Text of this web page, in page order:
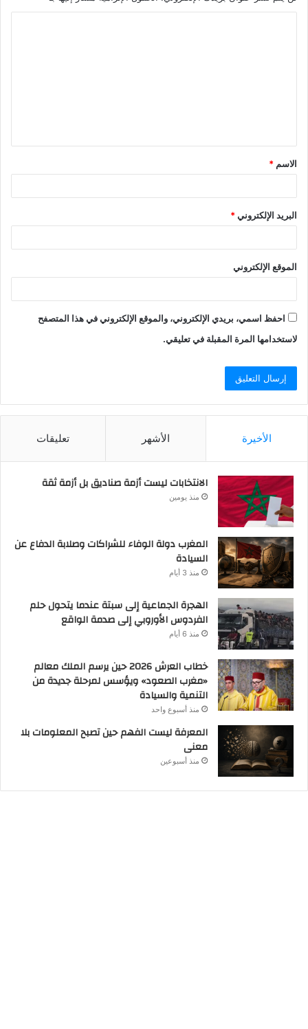
الاسم *
البريد الإلكتروني*
الموقع الإلكتروني
احفظ اسمي، بريدي الإلكتروني، والموقع الإلكتروني في هذا المتصفح
لاستخدامها المرة المقبلة في تعليقي.
الأخيرة الأشهر تعليقات
الانتخابات ليست أزمة صناديق بل أزمة ثقة
منذ يومين
المغرب دولة الوفاء للشراكات وصلابة الدفاع عن
السيادة
منذ 3 أيام
الهجرة الجماعية إلى سبتة عندما يتحول حلم
الفردوس الأوروبي إلى صدمة الواقع
منذ 6 أيام
خطاب العرش 2026 حين يرسم الملك معالم
«مغرب الصعود» ويؤسس لمرحلة جديدة من
التنمية والسيادة
منذ أسبوع واحد
المعرفة ليست الفهم حين تصبح المعلومات بلا
معنى
منذ أسبوعين